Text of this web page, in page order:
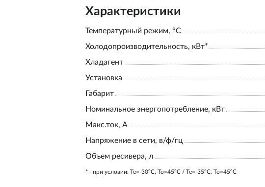
Характеристики
Температурный режим, °С
Холодопроизводительность, кВт*
Хладагент
Установка
Габарит
Номинальное энергопотребление, кВт
Макс.ток, А
Напряжение в сети, в/ф/гц
Объем ресивера, л
* - при условии: Te=-30ºC, To=45ºC / Te=-35ºC, To=45ºC